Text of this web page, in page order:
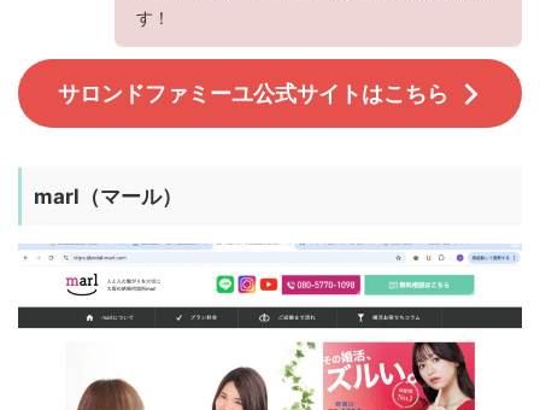
す！
サロンドファミーユ公式サイトはこちら
marl（マール）